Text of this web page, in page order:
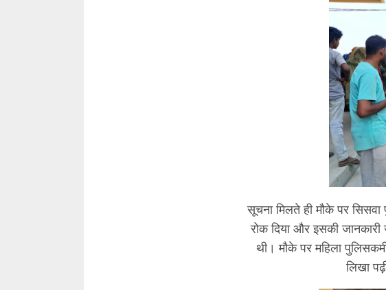
सूचना मिलते ही मौके पर
रोक दिया और इसकी
थी। मौके पर महिला
लिखा